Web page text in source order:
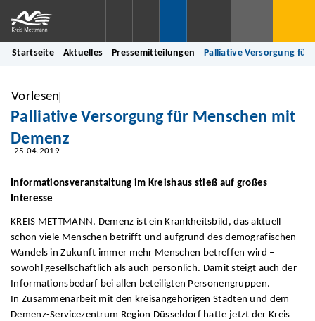
Startseite Aktuelles Pressemitteilungen Palliative Versorgung für
Vorlesen
Palliative Versorgung für Menschen mit
Demenz
25.04.2019
Informationsveranstaltung im Kreishaus stieß auf großes
Interesse
KREIS METTMANN. Demenz ist ein Krankheitsbild, das aktuell
schon viele Menschen betrifft und aufgrund des demografischen
Wandels in Zukunft immer mehr Menschen betreffen wird –
sowohl gesellschaftlich als auch persönlich. Damit steigt auch der
Informationsbedarf bei allen beteiligten Personengruppen.
In Zusammenarbeit mit den kreisangehörigen Städten und dem
Demenz-Servicezentrum Region Düsseldorf hatte jetzt der Kreis